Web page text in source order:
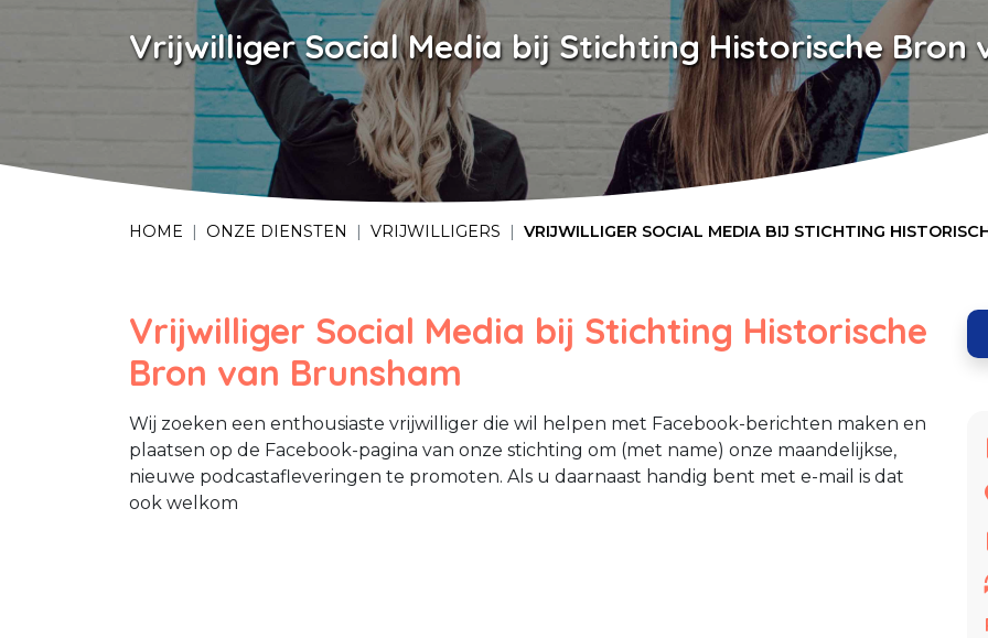
Vrijwilliger Social Media bij Stichting Historische Bron
HOME ONZE DIENSTEN VRIJWILLIGERS VRIJWILLIGER SOCIAL MEDIA BIJ STICHTING
Vrijwilliger Social Media bij Stichting Historische
Bron van Brunsham
Wij zoeken een enthousiaste vrijwilliger die wil helpen met Facebook-berichten maken en
plaatsen op de Facebook-pagina van onze stichting om (met name) onze maandelijkse,
nieuwe podcastafleveringen te promoten. Als u daarnaast handig bent met e-mail is dat
ook welkom